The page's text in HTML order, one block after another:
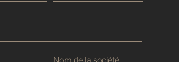
Nom de la société